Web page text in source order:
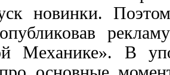
новинки.
Механике». В